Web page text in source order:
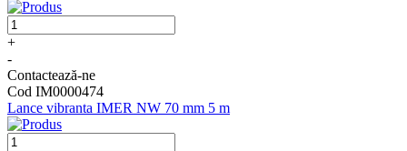
+
-
Contactează-ne
Cod IM0000474
Lance vibranta IMER NW 70 mm 5 m